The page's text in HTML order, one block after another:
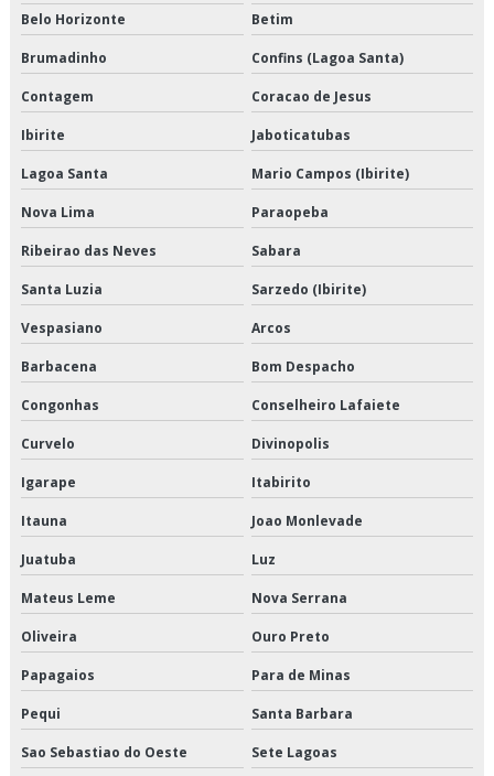
Empresa de distribuição de alimentos refrigerados
Empresa de distribuição e logística
Empresa de entrega de congelados
Empresa de entrega de perecíveis
Empresa de entrega de refrigerados
Empresa de entregas fracionadas
Empresa de logística de alimentos congelados
Empresa de logística e transporte
Empresa de logística e transporte de cargas
Empresa de transporte de alimentos a granel
Empresa de transporte de alimentos congelados
Empresa de transporte de alimentos perecíveis
Empresa de transporte de cargas fracionadas
Belo Horizonte
Betim
Brumadinho Confins (Lagoa Santa)
Contagem Coracao de Jesus
Ibirite Jaboticatubas
Lagoa Santa Mario Campos (Ibirite)
Nova Lima Paraopeba
Ribeirao das Neves Sabara
Santa Luzia Sarzedo (Ibirite)
Vespasiano Arcos
Barbacena Bom Despacho
Congonhas Conselheiro Lafaiete
Curvelo Divinopolis
Igarape Itabirito
Itauna Joao Monlevade
Juatuba Luz
Mateus Leme Nova Serrana
Oliveira Ouro Preto
Papagaios Para de Minas
Pequi Santa Barbara
Sao Sebastiao do Oeste Sete Lagoas